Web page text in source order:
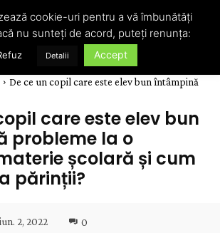
De ce un copil care este elev bun întâmpină
care este elev bun
probleme la o
școlară și cum
părinții?
iun. 2, 2022 0
cookie-uri pentru a vă îmbunătăți
nu sunteți de acord, puteți renunța:
Detalii Accept